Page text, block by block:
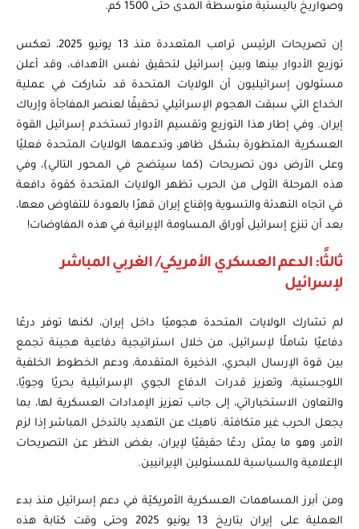
وصواريخ باليستية متوسطة المدى حتى 1500 كم.
إن تصريحات الرئيس ترامب المتعددة منذ 13 يونيو 2025، تعكس
توزيع الأدوار بينها وبين إسرائيل لتحقيق نفس الأهداف، وقد أعلن
مسئولون إسرائيليون أن الولايات المتحدة قد شاركت في عملية
الخداع التي سبقت الهجوم الإسرائيلي تحقيقًا لعنصر المفاجأة وإرباك
إيران. وفي إطار هذا التوزيع وتقسيم الأدوار تستخدم إسرائيل القوة
العسكرية المتطورة بشكل ظاهر، وتدعمها الولايات المتحدة فعليًا
وعلى الأرض دون تصريحات (كما سيتضح في المحور التالي)، وفي
هذه المرحلة الأولى من الحرب تظهر الولايات المتحدة كقوة دافعة
في اتجاه التهدئة والتسوية وإقناع إيران قهرًا بالعودة للتفاوض معها،
بعد أن تنزع إسرائيل أوراق المساومة الإيرانية في هذه المفاوضات!
ثالثًا: الدعم العسكري الأمريكي/ الغربي المباشر
لإسرائيل
لم تشارك الولايات المتحدة هجوميًا داخل إيران، لكنها توفر درعًا
دفاعيًا شاملًا لإسرائيل، من خلال استراتيجية دفاعية هجينة تجمع
بين قوة الإرسال البحري، الذخيرة المتقدمة، ودعم الخطوط الخلفية
اللوجستية، وتعزيز قدرات الدفاع الجوي الإسرائيلية بحريًا وجويًا،
والتعاون الاستخباراتي، إلى جانب تعزيز الإمدادات العسكرية لها، بما
يجعل الحرب غير متكافئة. ناهيك عن التهديد بالتدخل المباشر إذا لزم
الأمر، وهو ما يمثل ردعًا حقيقيًا لإيران، بغض النظر عن التصريحات
الإعلامية والسياسية للمسئولين الإيرانيين.
ومن أبرز المساهمات العسكرية الأمريكيّة في دعم إسرائيل منذ بدء
العملية على إيران بتاريخ 13 يونيو 2025 وحتى وقت كتابة هذه